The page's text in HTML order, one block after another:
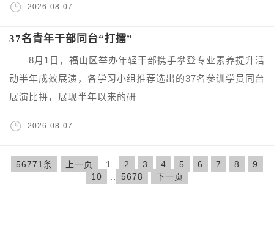
2026-08-07
37名青年干部同台“打擂”
8月1日，福山区举办年轻干部携手攀登专业素养提升活
动半年成效展演，各学习小组推荐选出的37名参训学员同台
展演比拼，展现半年以来的研
2026-08-07
56771条 上一页 1 2 3 4 5 6 7 8
9
10
5678 下一页